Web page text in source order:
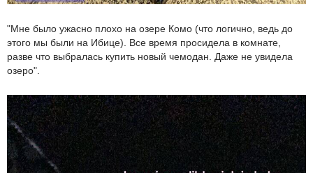
"Мне было ужасно плохо на озере Комо (что логично, ведь до
этого мы были на Ибице). Все время просидела в комнате,
разве что выбралась купить новый чемодан. Даже не увидела
озеро".